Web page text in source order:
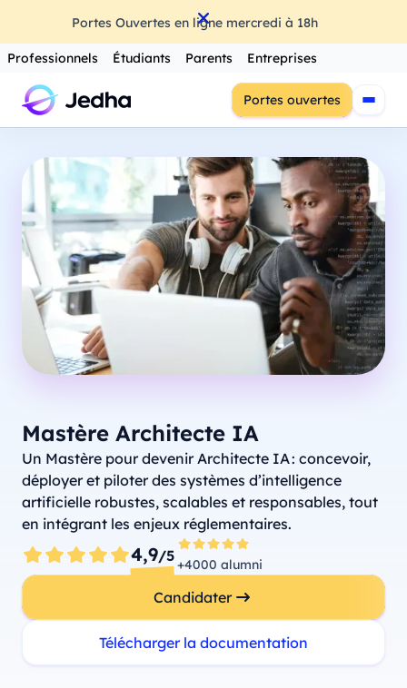
Portes Ouvertes en ligne mercredi à 18h
Professionnels Étudiants Parents Entreprises
Portes ouvertes
Mastère Architecte IA
Un Mastère pour devenir Architecte IA : concevoir,
déployer et piloter des systèmes d’intelligence
artificielle robustes, scalables et responsables, tout
en intégrant les enjeux réglementaires.
4,9/5+4000 alumni
Candidater
Télécharger la documentation